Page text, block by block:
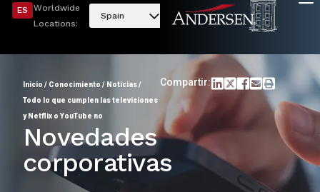
ES
Worldwide
Locations:
Spain
Inicio / Conocimiento / Noticias/
Todo lo que cumplen las televisiones
y Netflix o YouTube no
Compartir:
Novedades
corporativas